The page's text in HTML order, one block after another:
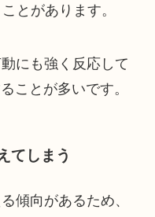
とがあります。
にも強く反応して
ことが多いです。
てしまう
傾向があるため、